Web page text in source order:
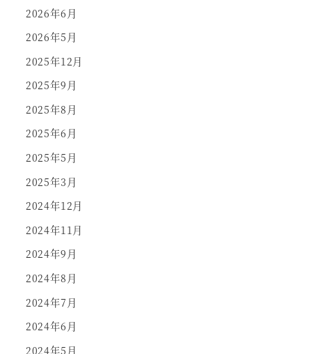
2026年6月
2026年5月
2025年12月
2025年9月
2025年8月
2025年6月
2025年5月
2025年3月
2024年12月
2024年11月
2024年9月
2024年8月
2024年7月
2024年6月
2024年5月